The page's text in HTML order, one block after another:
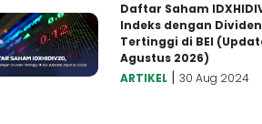
Daftar Saham
Indeks dengan Dividen
Tertinggi di BEI
Agustus 2026)
ARTIKEL |30 Aug 2024